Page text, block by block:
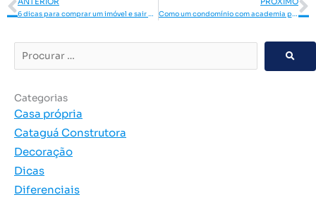
6 dicas para comprar um imóvel e sair do aluguel Como um condomínio com academia pode aumentar sua qualidade de vida
Procurar
…
Categorias
Casa própria
Cataguá Construtora
Decoração
Dicas
Diferenciais